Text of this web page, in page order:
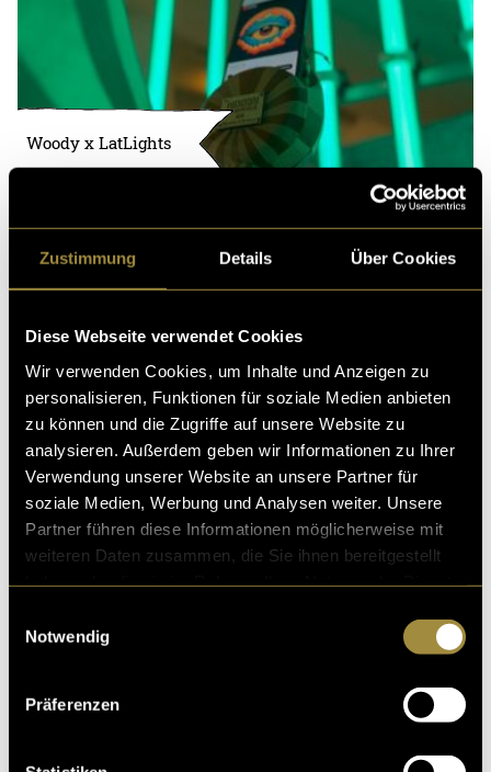
Zustimmung Details Über Cookies
Diese Webseite verwendet Cookies
Wir verwenden Cookies, um Inhalte und Anzeigen zu
personalisieren, Funktionen für soziale Medien anbieten
zu können und die Zugriffe auf unsere Website zu
analysieren. Außerdem geben wir Informationen zu Ihrer
Verwendung unserer Website an unsere Partner für
soziale Medien, Werbung und Analysen weiter. Unsere
Partner führen diese Informationen möglicherweise mit
weiteren Daten zusammen, die Sie ihnen bereitgestellt
Notwendig
Präferenzen
Woody x LatLights